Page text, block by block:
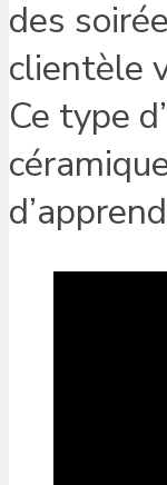
des
clientèle
Ce type